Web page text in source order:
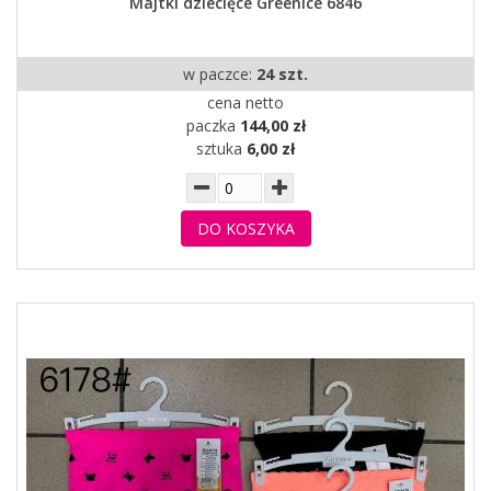
w paczce: 24 szt.
cena netto
paczka 144,00 zł
sztuka 6,00 zł
DO KOSZYKA